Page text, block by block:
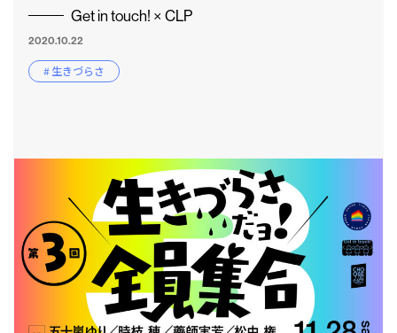
Get in touch! × CLP
2020.10.22
# 生きづらさ